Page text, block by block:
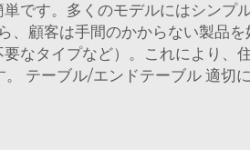
です。多くのモデルにはシンプ
、顧客は手間のかからない製品
要なタイプなど）。これにより
テーブル/エンドテーブル 適切